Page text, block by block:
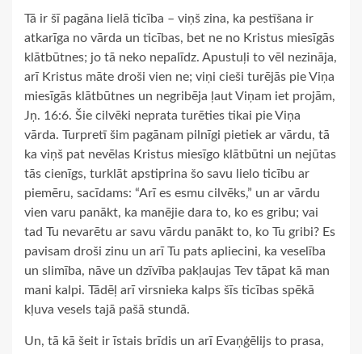
Tā ir šī pagāna lielā ticība – viņš zina, ka pestīšana ir
atkarīga no vārda un ticības, bet ne no Kristus miesīgās
klātbūtnes; jo tā neko nepalīdz. Apustuļi to vēl nezināja,
arī Kristus māte droši vien ne; viņi cieši turējās pie Viņa
miesīgās klātbūtnes un negribēja ļaut Viņam iet projām,
Jņ. 16:6. Šie cilvēki neprata turēties tikai pie Viņa
vārda. Turpretī šim pagānam pilnīgi pietiek ar vārdu, tā
ka viņš pat nevēlas Kristus miesīgo klātbūtni un nejūtas
tās cienīgs, turklāt apstiprina šo savu lielo ticību ar
piemēru, sacīdams: “Arī es esmu cilvēks,” un ar vārdu
vien varu panākt, ka manējie dara to, ko es gribu; vai
tad Tu nevarētu ar savu vārdu panākt to, ko Tu gribi? Es
pavisam droši zinu un arī Tu pats apliecini, ka veselība
un slimība, nāve un dzīvība pakļaujas Tev tāpat kā man
mani kalpi. Tādēļ arī virsnieka kalps šīs ticības spēkā
kļuva vesels tajā pašā stundā.
Un, tā kā šeit ir īstais brīdis un arī Evaņģēlijs to prasa,